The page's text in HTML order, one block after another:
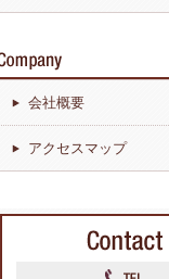
会社概要
アクセスマップ